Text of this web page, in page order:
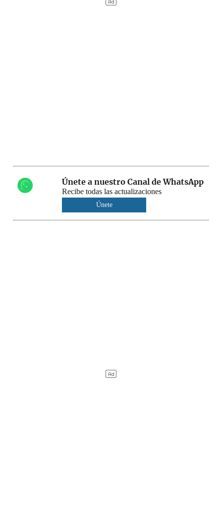
Únete a nuestro Canal de WhatsApp
Recibe todas las actualizaciones
Únete